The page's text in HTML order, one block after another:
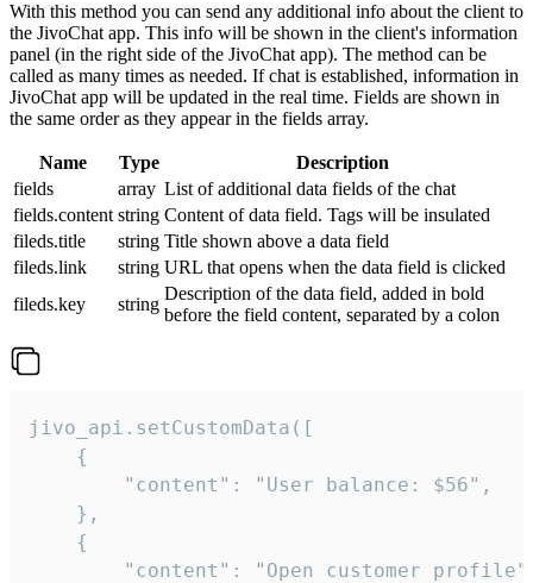
With this method you can send any additional info about the client to
the JivoChat app. This info will be shown in the client's information
panel (in the right side of the JivoChat app). The method can be
called as many times as needed. If chat is established, information in
JivoChat app will be updated in the real time. Fields are shown in
the same order as they appear in the fields array.
Name Type
Description
fields
array List of additional data fields of the chat
fields.content string Content of data field. Tags will be insulated
fileds.title
string Title shown above a data field
fileds.link
string URL that opens when the data field is clicked
fileds.key
string
Description of the data field, added in bold
before the field content, separated by a colon
jivo_api.setCustomData([
    {
        "content": "User balance: $56",
    },
    {
"content": "Open customer